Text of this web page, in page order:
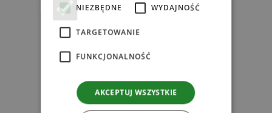
NIEZBĘDNE WYDAJNOŚĆ
TARGETOWANIE
FUNKCJONALNOŚĆ
AKCEPTUJ WSZYSTKIE